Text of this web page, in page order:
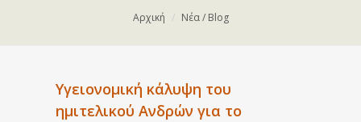
Αρχική Νέα / Blog
Υγειονομική κάλυψη του
ημιτελικού Ανδρών για το